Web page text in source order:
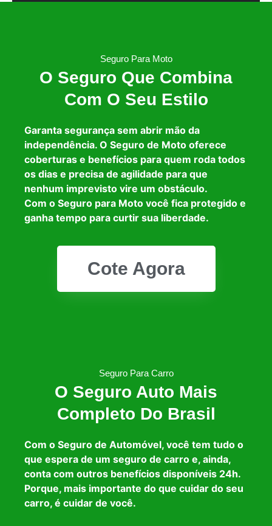
Seguro Para Moto
O Seguro Que Combina
Com O Seu Estilo
Garanta segurança sem abrir mão da
independência. O Seguro de Moto oferece
coberturas e benefícios para quem roda todos
os dias e precisa de agilidade para que
nenhum imprevisto vire um obstáculo.
Com o Seguro para Moto você fica protegido e
ganha tempo para curtir sua liberdade.
Cote Agora
Seguro Para Carro
O Seguro Auto Mais
Completo Do Brasil
Com o Seguro de Automóvel, você tem tudo o
que espera de um seguro de carro e, ainda,
conta com outros benefícios disponíveis 24h.
Porque, mais importante do que cuidar do seu
carro, é cuidar de você.